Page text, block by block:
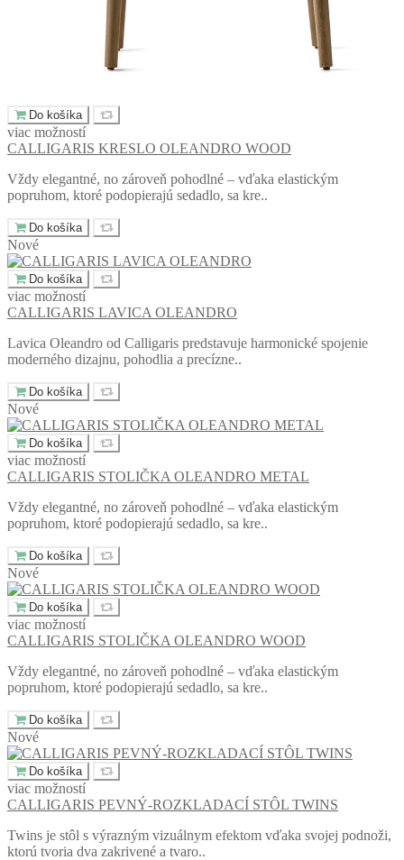
Do košíka
viac možností
CALLIGARIS KRESLO OLEANDRO WOOD
Vždy elegantné, no zároveň pohodlné – vďaka elastickým
popruhom, ktoré podopierajú sedadlo, sa kre..
Do košíka
Nové
Do košíka
viac možností
CALLIGARIS LAVICA OLEANDRO
Lavica Oleandro od Calligaris predstavuje harmonické spojenie
moderného dizajnu, pohodlia a precízne..
Do košíka
Nové
Do košíka
viac možností
CALLIGARIS STOLIČKA OLEANDRO METAL
Vždy elegantné, no zároveň pohodlné – vďaka elastickým
popruhom, ktoré podopierajú sedadlo, sa kre..
Do košíka
Nové
Do košíka
viac možností
CALLIGARIS STOLIČKA OLEANDRO WOOD
Vždy elegantné, no zároveň pohodlné – vďaka elastickým
popruhom, ktoré podopierajú sedadlo, sa kre..
Do košíka
Nové
Do košíka
viac možností
CALLIGARIS PEVNÝ-ROZKLADACÍ STÔL TWINS
Twins je stôl s výrazným vizuálnym efektom vďaka svojej podnoži,
ktorú tvoria dva zakrivené a tvaro..